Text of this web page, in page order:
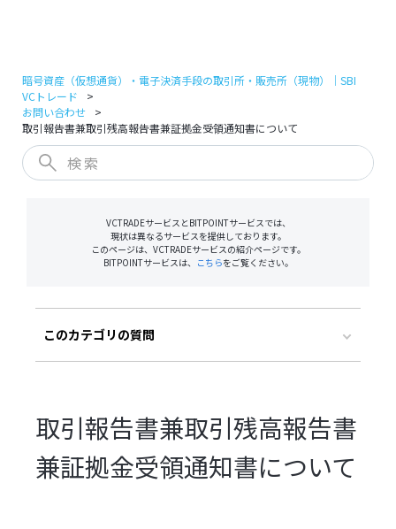
暗号資産（仮想通貨）・電子決済手段の取引所・販売所（現物）｜SBI
VCトレード
お問い合わせ
取引報告書兼取引残高報告書兼証拠金受領通知書について
VCTRADEサービスとBITPOINTサービスでは、
現状は異なるサービスを提供しております。
このページは、VCTRADEサービスの紹介ページです。
BITPOINTサービスは、 こちらをご覧ください。
このカテゴリの質問
取引報告書兼取引残高報告書
兼証拠金受領通知書について